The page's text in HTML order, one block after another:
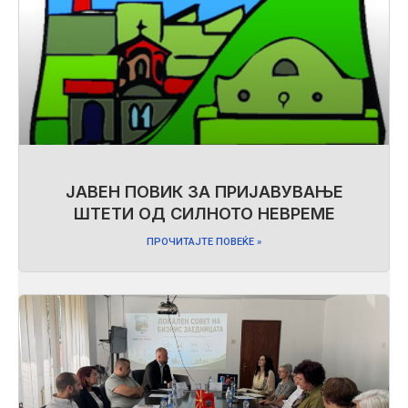
ЈАВЕН ПОВИК ЗА ПРИЈАВУВАЊЕ
ШТЕТИ ОД СИЛНОТО НЕВРЕМЕ
ПРОЧИТАЈТЕ ПОВЕЌЕ »